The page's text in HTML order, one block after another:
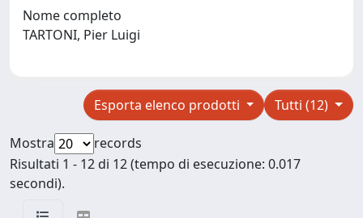
Nome completo
TARTONI, Pier Luigi
Tutti (12)
Esporta elenco prodotti
Mostra
records
Risultati 1 - 12 di 12 (tempo di esecuzione: 0.017
secondi).